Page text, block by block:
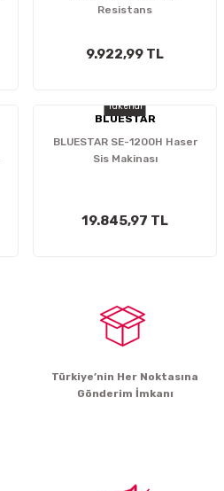
Resistans
9.922,99 TL
Tükendi
BLUESTAR
BLUESTAR SE-1200H Haser
Sis Makinası
19.845,97 TL
Türkiye’nin Her Noktasına
Gönderim İmkanı